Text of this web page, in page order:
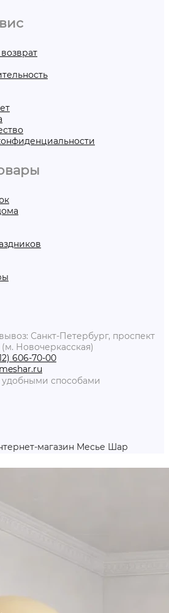
Санкт-Петербург, проспект
(м. Новочеркасская)
606-70-00
способами
магазин Месье Шар